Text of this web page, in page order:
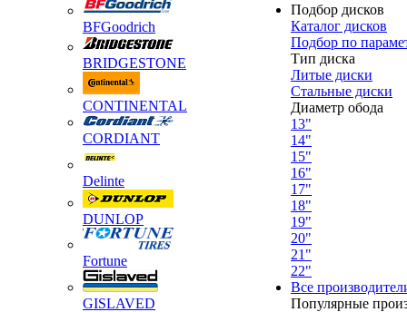
BFGoodrich
BRIDGESTONE
CONTINENTAL
CORDIANT
Delinte
DUNLOP
Fortune
GISLAVED
Подбор дисков
Каталог дисков
Подбор по
Тип диска
Литые диски
Стальные диски
Диаметр обода
13"
14"
15"
16"
17"
18"
19"
20"
21"
22"
Все
Популярные